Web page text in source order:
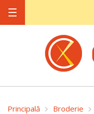
Principală
Broderie